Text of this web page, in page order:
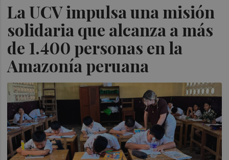
La UCV impulsa una misión
solidaria que alcanza a más
de 1.400 personas en la
Amazonía peruana